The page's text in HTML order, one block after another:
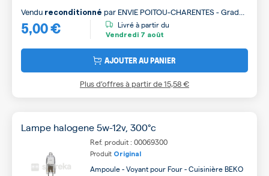
5,00 €
Vendu reconditionné par ENVIE POITOU-CHARENTES - Grade
B
Livré à partir du
Vendredi 7 août
AJOUTER AU PANIER
Plus d’offres à partir de15,58 €
Lampe halogene 5w-12v, 300°c
Ref. produit : 00069300
Produit Original
Ampoule - Voyant pour Four - Cuisinière BEKO